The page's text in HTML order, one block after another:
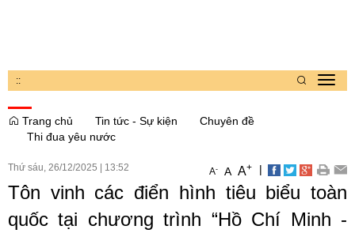
::
Trang chủ
Tin tức - Sự kiện
Chuyên đề
Thi đua yêu nước
Thứ sáu, 26/12/2025 13:52 A- A A+ |
Tôn vinh các điển hình tiêu biểu toàn
quốc tại chương trình “Hồ Chí Minh -